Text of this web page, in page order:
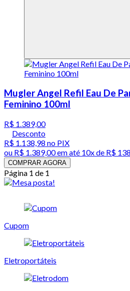
Mugler Angel Refil Eau De
Feminino 100ml
R$ 1.389,00
Desconto
R$ 1.138,98 no PIX
ou R$ 1.389,00em até 10x de R$
COMPRAR AGORA
Página 1 de 1
Cupom
Eletroportáteis